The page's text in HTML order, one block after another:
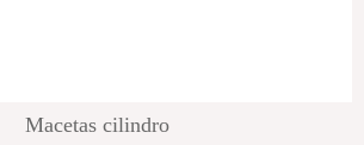
Macetas cilindro